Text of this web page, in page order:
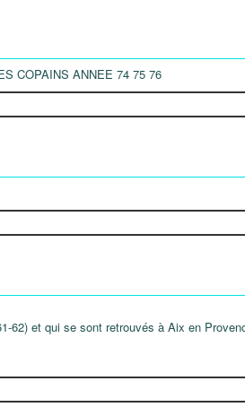
COPAINS ANNEE 74 75 76
et qui se sont retrouvés à Aix en